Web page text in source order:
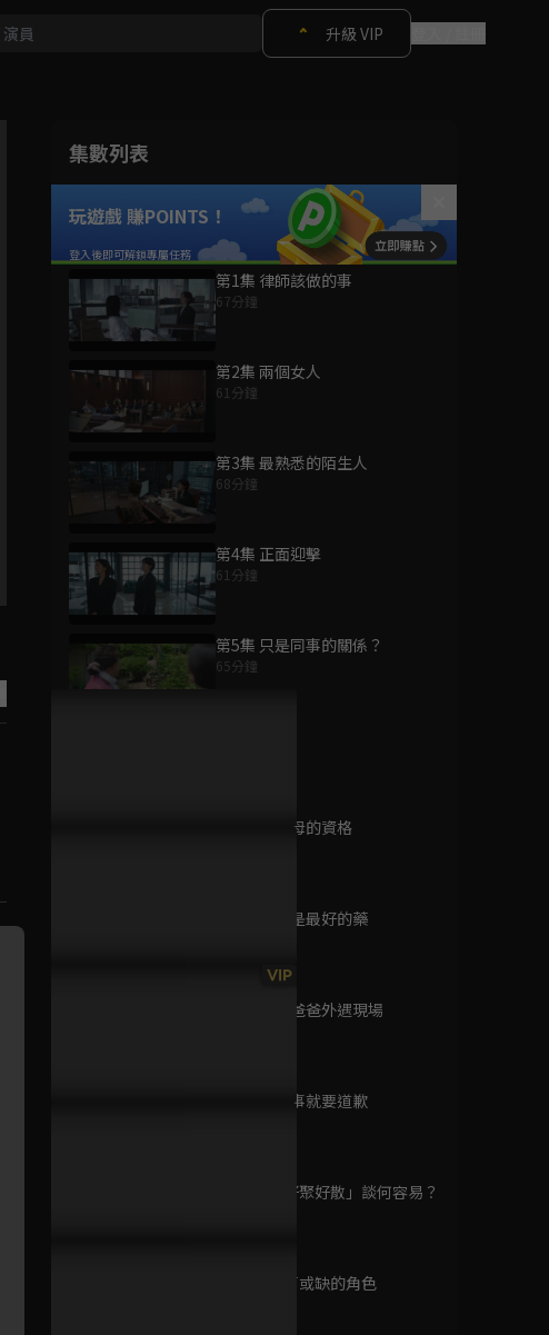
升級 VIP
集數列表
玩遊戲 賺POINTS！
第1集 律師該做的事
67分鐘
第2集 兩個女人
61分鐘
第3集 最熟悉的陌生人
68分鐘
第4集 正面迎擊
61分鐘
第5集 只是同事的關係？
65分鐘
第6集 當父母的資格
第7集 時間是最好的藥
第8集 目睹爸爸外遇現場
第9集 做錯事就要道歉
第10集 「好聚好散」談何容易？
第11集 不可或缺的角色
無良小三竟煽動輿論逼迫南志
為您推薦
吃遍天下
VIP
已完結 / 共 1 集
白雪公主非死不可
已完結 / 共 10 集